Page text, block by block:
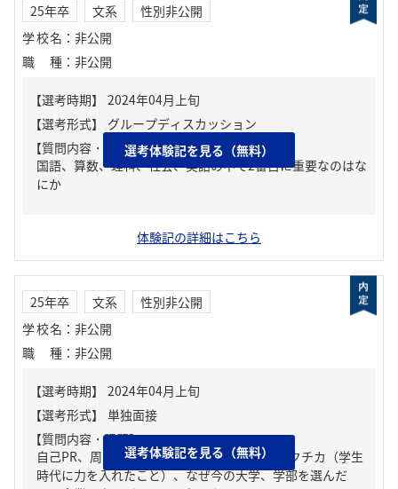
25年卒 文系
性別非公開
学校名 ： 非公開
職種 ： 非公開
【質問内容・課題】
国語、算数、理科、社会、英語の中で2番目に重要なのはな
にか
選考体験記を見る（無料）
体験記の詳細はこちら
25年卒 文系
性別非公開
学校名 ： 非公開
職種 ： 非公開
【質問内容・課題】
自己PR、周りからどんな人といわれる？、ガクチカ（学生
時代に力を入れたこと）、なぜ今の大学、学部を選んだ
選考体験記を見る（無料）